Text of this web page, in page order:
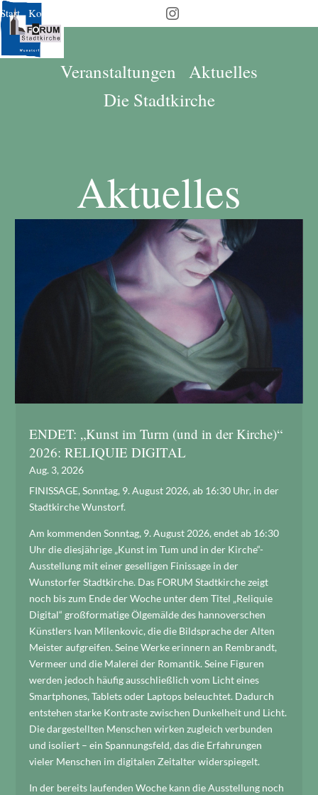
Start Kontakt 
Veranstaltungen Aktuelles
Die Stadtkirche
Aktuelles
ENDET: „Kunst im Turm (und in der Kirche)“
2026: RELIQUIE DIGITAL
Aug. 3, 2026
FINISSAGE, Sonntag, 9. August 2026, ab 16:30 Uhr, in der
Stadtkirche Wunstorf.
Am kommenden Sonntag, 9. August 2026, endet ab 16:30
Uhr die diesjährige „Kunst im Tum und in der Kirche“-
Ausstellung mit einer geselligen Finissage in der
Wunstorfer Stadtkirche. Das FORUM Stadtkirche zeigt
noch bis zum Ende der Woche unter dem Titel „Reliquie
Digital“ großformatige Ölgemälde des hannoverschen
Künstlers Ivan Milenkovic, die die Bildsprache der Alten
Meister aufgreifen. Seine Werke erinnern an Rembrandt,
Vermeer und die Malerei der Romantik. Seine Figuren
werden jedoch häufig ausschließlich vom Licht eines
Smartphones, Tablets oder Laptops beleuchtet. Dadurch
entstehen starke Kontraste zwischen Dunkelheit und Licht.
Die dargestellten Menschen wirken zugleich verbunden
und isoliert – ein Spannungsfeld, das die Erfahrungen
vieler Menschen im digitalen Zeitalter widerspiegelt.
In der bereits laufenden Woche kann die Ausstellung noch